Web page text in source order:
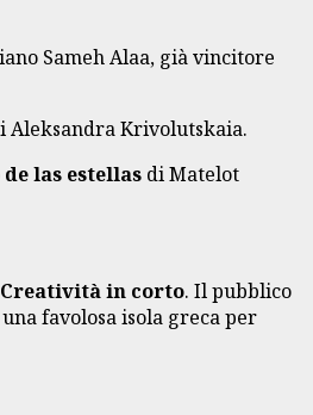
Sameh Alaa, già vincitore
Aleksandra Krivolutskaia.
las estellas di Matelot
Creatività in corto. Il pubblico
favolosa isola greca per